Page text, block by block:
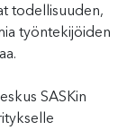
todellisuuden,
työntekijöiden
SASKin